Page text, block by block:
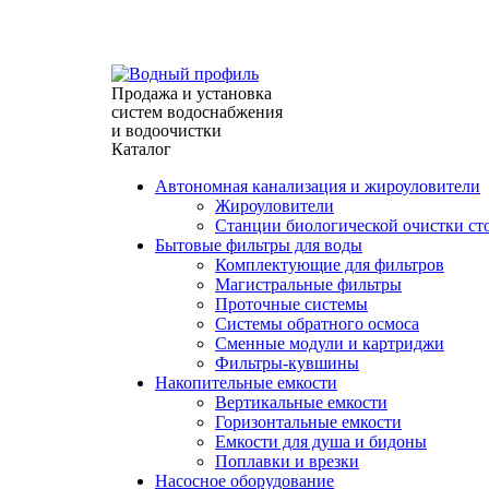
Продажа и установка
систем водоснабжения
и водоочистки
Каталог
Автономная канализация и жироуловители
Жироуловители
Станции биологической очистки
Бытовые фильтры для воды
Комплектующие для фильтров
Магистральные фильтры
Проточные системы
Системы обратного осмоса
Сменные модули и картриджи
Фильтры-кувшины
Накопительные емкости
Вертикальные емкости
Горизонтальные емкости
Емкости для душа и бидоны
Поплавки и врезки
Насосное оборудование